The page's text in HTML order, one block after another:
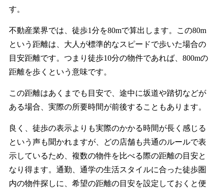
す。
不動産業界では、徒歩1分を80mで算出します。この80m
という距離は、大人が標準的なスピードで歩いた場合の
目安距離です。つまり徒歩10分の物件であれば、800mの
距離を歩くという意味です。
この距離はあくまでも目安で、途中に坂道や踏切などが
ある場合、実際の所要時間が前後することもあります。
良く、徒歩の表示よりも実際のかかる時間が長く感じる
という声も聞かれますが、どの店舗も共通のルールで表
示しているため、複数の物件を比べる際の距離の目安と
なり得ます。通勤、通学の生活スタイルに合った徒歩圏
内の物件探しに、希望の距離の目安を設定しておくと便